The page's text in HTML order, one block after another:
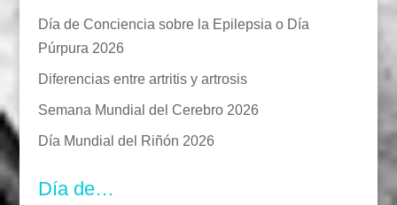
Día de Conciencia sobre la Epilepsia o Día
Púrpura 2026
Diferencias entre artritis y artrosis
Semana Mundial del Cerebro 2026
Día Mundial del Riñón 2026
Día de…